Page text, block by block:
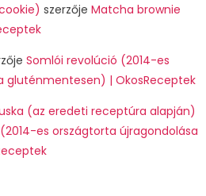
szerzője Matcha brownie
Somlói revolúció (2014-es
gluténmentesen) | OkosReceptek
(az eredeti receptúra alapján)
es országtorta újragondolása